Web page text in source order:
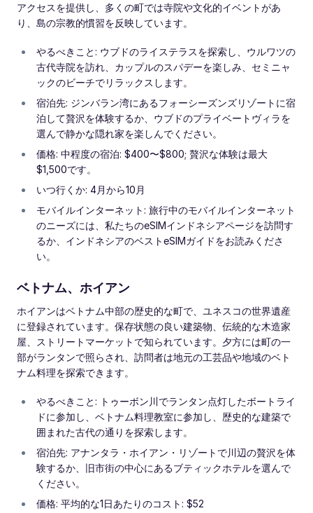
アクセスを提供し、多くの町では寺院や文化的イベントがあ
り、島の宗教的慣習を反映しています。
やるべきこと: ウブドのライステラスを探索し、ウルワツの
古代寺院を訪れ、カップルのスパデーを楽しみ、セミニャ
ックのビーチでリラックスします。
宿泊先: ジンバラン湾にあるフォーシーズンズリゾートに宿
泊して贅沢を体験するか、ウブドのプライベートヴィラを
選んで静かな隠れ家を楽しんでください。
価格: 中程度の宿泊: $400〜$800; 贅沢な体験は最大
$1,500です。
いつ行くか: 4月から10月
モバイルインターネット: 旅行中のモバイルインターネット
のニーズには、私たちのeSIMインドネシアページを訪問す
るか、インドネシアのベストeSIMガイドをお読みくださ
い。
ベトナム、ホイアン
ホイアンはベトナム中部の歴史的な町で、ユネスコの世界遺産
に登録されています。保存状態の良い建築物、伝統的な木造家
屋、ストリートマーケットで知られています。夕方には町の一
部がランタンで照らされ、訪問者は地元の工芸品や地域のベト
ナム料理を探索できます。
やるべきこと: トゥーボン川でランタン点灯したボートライ
ドに参加し、ベトナム料理教室に参加し、歴史的な建築で
囲まれた古代の通りを探索します。
宿泊先: アナンタラ・ホイアン・リゾートで川辺の贅沢を体
験するか、旧市街の中心にあるブティックホテルを選んで
ください。
価格: 平均的な1日あたりのコスト: $52